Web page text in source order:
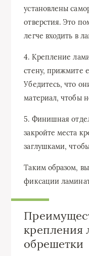
установлены
отверстия. Это
легче входить в
4. Крепление
стену, прижмите
Убедитесь, что
материал, чтобы
5. Финишная
закройте места
заглушками,
Таким образом,
фиксации
крепления
обрешетки